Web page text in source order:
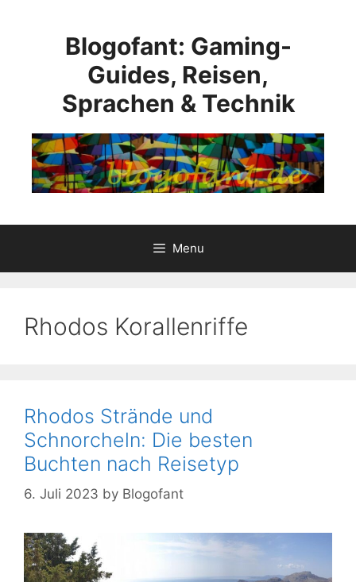
Blogofant: Gaming-
Guides, Reisen,
Sprachen & Technik
Menu
Rhodos Korallenriffe
Rhodos Strände und
Schnorcheln: Die besten
Buchten nach Reisetyp
6. Juli 2023 by Blogofant